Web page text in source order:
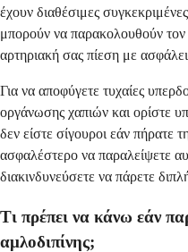
έχουν διαθέσιμες
μπορούν να παρακολουθούν
αρτηριακή σας πίεση με
Για να αποφύγετε τυχαίες
οργάνωσης χαπιών και ορίστε
δεν είστε σίγουροι εάν πήρατε
ασφαλέστερο να παραλείψετε
διακινδυνεύσετε να πάρετε
Τι πρέπει να κάνω εάν
αμλοδιπίνης;